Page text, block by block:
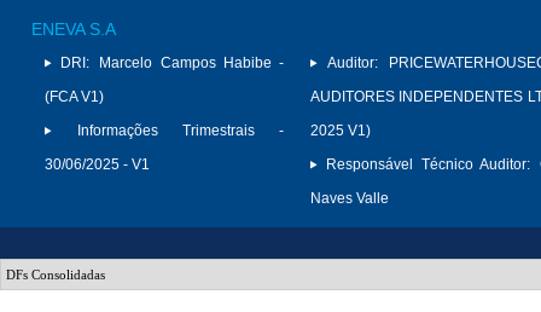
ENEVA S.A
DRI:
Marcelo Campos Habibe -
(FCA V1)
Informações Trimestrais -
30/06/2025 - V1
Auditor:
AUDITORES INDEPENDENTES
2025 V1)
Responsável Técnico Auditor:
Naves Valle